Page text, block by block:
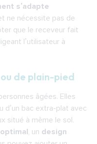
s’adapte
ne nécessite pas de
que le receveur fait
l’utilisateur à
de plain-pied
âgées. Elles
d’un bac extra-plat avec
situé à même le sol.
, un design